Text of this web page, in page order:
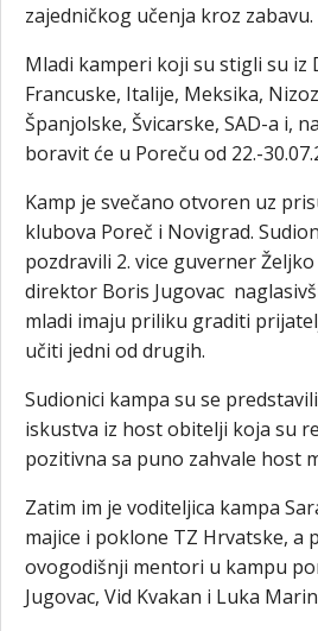
zajedničkog učenja kroz zabavu.
Mladi kamperi koji su stigli su iz
Francuske, Italije, Meksika,
Španjolske, Švicarske, SAD-a i,
boravit će u Poreču od 22.-
Kamp je svečano otvoren uz
klubova Poreč i Novigrad.
pozdravili 2. vice guverner
direktor Boris Jugovac
mladi imaju priliku graditi
učiti jedni od drugih.
Sudionici kampa su se
iskustva iz host obitelji koja su
pozitivna sa puno zahvale host
Zatim im je voditeljica kampa
majice i poklone TZ Hrvatske, a
ovogodišnji mentori u kampu
Jugovac, Vid Kvakan i Luka